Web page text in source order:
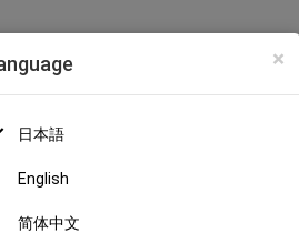
×
日本語
English
简体中文
GRINP Fantia (ねことうふ)
よう！現在 が応援して
ト（114話用） 」などの特別なコンテン